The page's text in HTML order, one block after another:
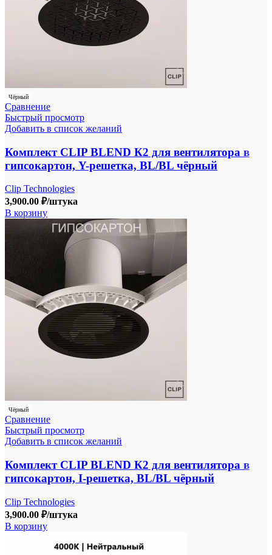
Чёрный
Сравнение
Быстрый просмотр
Добавить в список желаний
Комплект CLIP BLEND К2 для вентилятора в
гипсокартон, Y-решетка, BL/BL чёрный
Clip Technologies
3,900.00 ₽/штука
В корзину
Чёрный
Сравнение
Быстрый просмотр
Добавить в список желаний
Комплект CLIP BLEND К2 для вентилятора в
гипсокартон, I-решетка, BL/BL чёрный
Clip Technologies
3,900.00 ₽/штука
В корзину